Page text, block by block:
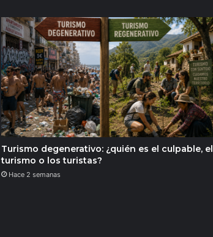
Turismo degenerativo: ¿quién es el culpable, el
turismo o los turistas?
Hace 2 semanas